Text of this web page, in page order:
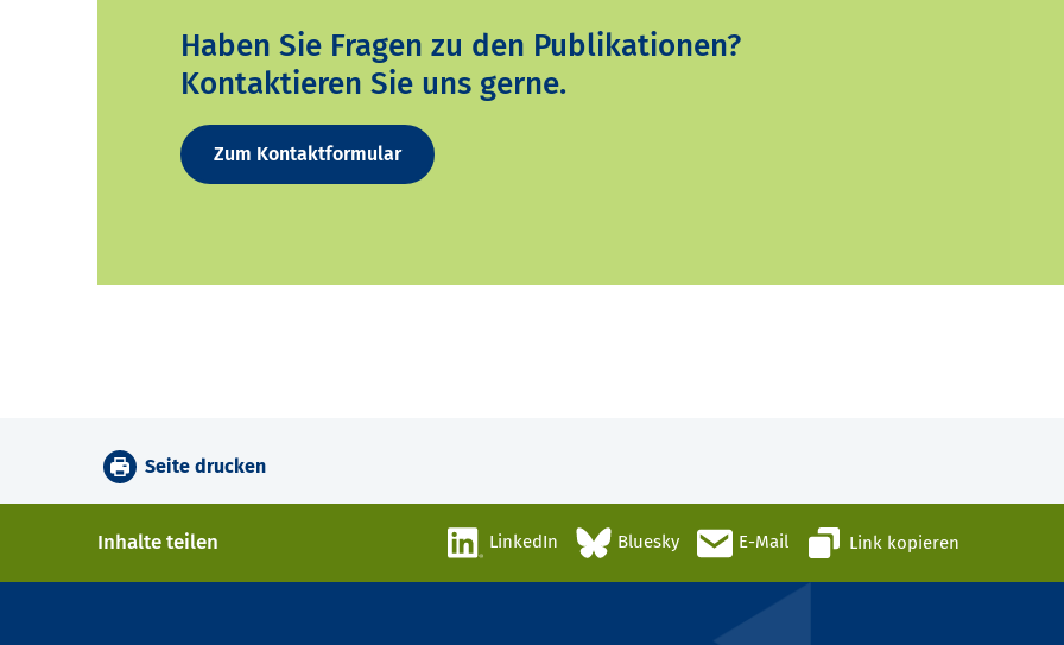
Haben Sie Fragen zu den Publikationen?
Kontaktieren Sie uns gerne.
Zum Kontaktformular
Seite drucken
Inhalte teilen LinkedIn Bluesky E-Mail Link kopieren